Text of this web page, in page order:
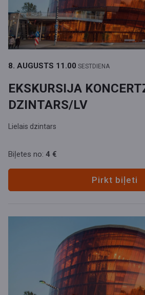
8. AUGUSTS 11.00 SESTDIENA
EKSKURSIJA
DZINTARS/LV
Lielais dzintars
Biļetes no: 4 €
Pirkt biļeti